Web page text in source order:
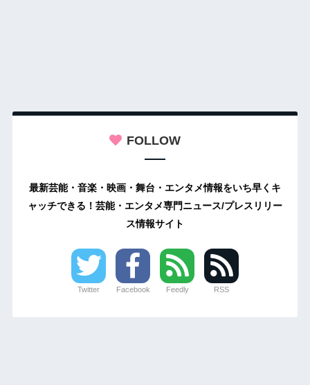
FOLLOW
最新芸能・音楽・映画・舞台・エンタメ情報をいち早くキ
ャッチできる！芸能・エンタメ専門ニュース/プレスリリー
ス情報サイト
Twitter Facebook Feedly RSS